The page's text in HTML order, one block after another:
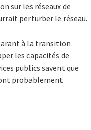
sur les réseaux de
perturber le réseau.
à la transition
les capacités de
publics savent que
probablement